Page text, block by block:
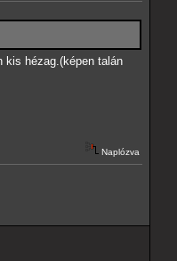
kis hézag.(képen talán
Naplózva